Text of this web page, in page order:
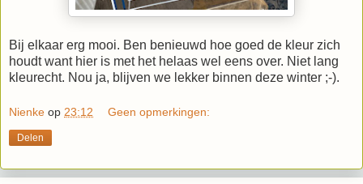
Bij elkaar erg mooi. Ben benieuwd hoe goed de kleur zich
houdt want hier is met het helaas wel eens over. Niet lang
kleurecht. Nou ja, blijven we lekker binnen deze winter ;-).
Nienke op 23:12 Geen opmerkingen:
Delen